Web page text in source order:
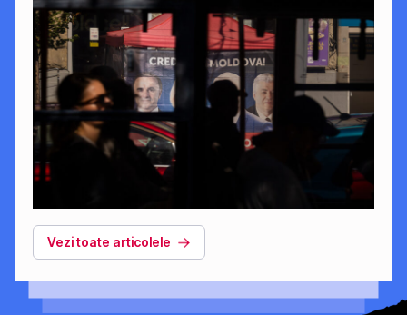
Vezi toate articolele